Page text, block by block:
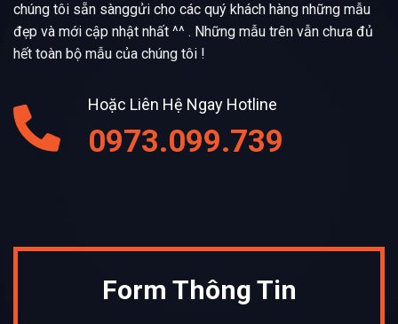
chúng tôi sẵn sànggửi cho các quý khách hàng những mẫu
đẹp và mới cập nhật nhất ^^ . Những mẫu trên vẫn chưa đủ
hết toàn bộ mẫu của chúng tôi !
Hoặc Liên Hệ Ngay Hotline
0973.099.739
Form Thông Tin